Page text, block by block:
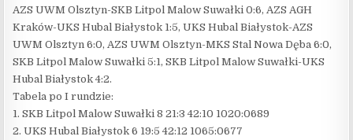
AZS UWM Olsztyn-SKB Litpol Malow Suwałki 0:6, AZS AGH
Kraków-UKS Hubal Białystok 1:5, UKS Hubal Białystok-AZS
UWM Olsztyn 6:0, AZS UWM Olsztyn-MKS Stal Nowa Dęba 6:0,
SKB Litpol Malow Suwałki 5:1, SKB Litpol Malow Suwałki-UKS
Hubal Białystok 4:2.
Tabela po I rundzie:
1. SKB Litpol Malow Suwałki 8 21:3 42:10 1020:0689
2. UKS Hubal Białystok 6 19:5 42:12 1065:0677